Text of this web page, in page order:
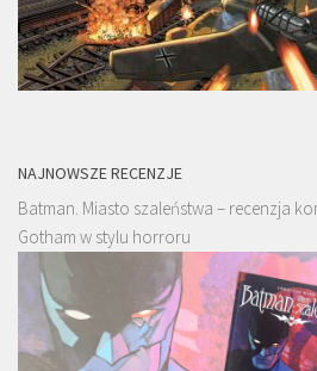
NAJNOWSZE RECENZJE
Batman. Miasto szaleństwa – recenzja
Gotham w stylu horroru